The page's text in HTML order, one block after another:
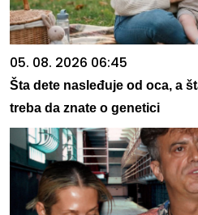
05. 08. 2026 06:45
Šta dete nasleđuje od oca, a
treba da znate o genetici